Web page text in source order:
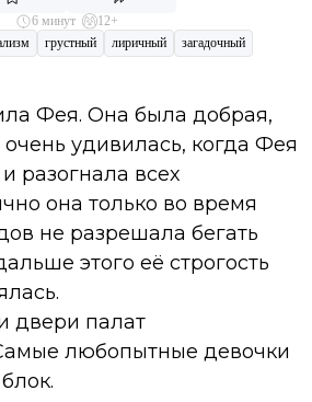
6 минут
12+
грустный лиричный загадочный
Фея. Она была добрая,
удивилась, когда Фея
разогнала всех
она только во время
не разрешала бегать
этого её строгость
двери палат
любопытные девочки